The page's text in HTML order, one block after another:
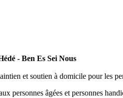
- Ben Es Sei Nous
et soutien à domicile pour les
personnes âgées et personnes